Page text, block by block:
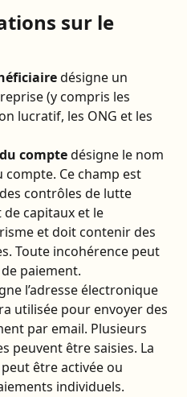
sur le
désigne un
(y compris les
lucratif, les ONG et les
compte désigne le nom
Ce champ est
contrôles de lutte
capitaux et le
et doit contenir des
Toute incohérence peut
paiement.
l’adresse électronique
utilisée pour envoyer des
par email. Plusieurs
peuvent être saisies. La
être activée ou
individuels.